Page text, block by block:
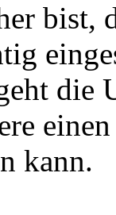
bist,
die
kann.